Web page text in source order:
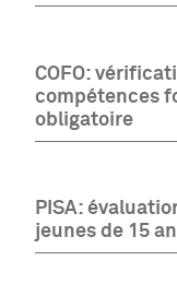
COFO:
compétences
obligatoire
PISA:
jeunes de 15